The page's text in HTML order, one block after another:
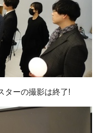
ターの撮影は終了!